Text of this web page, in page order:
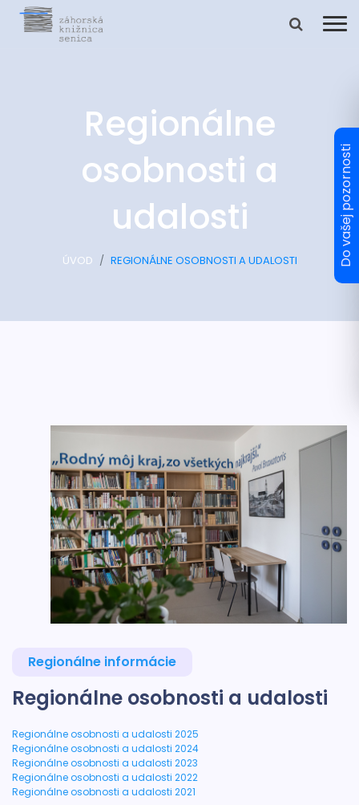
Regionálne
osobnosti a
udalosti
ÚVOD REGIONÁLNE OSOBNOSTI A UDALOSTI
Regionálne informácie
Regionálne osobnosti a udalosti
Regionálne osobnosti a udalosti 2025
Regionálne osobnosti a udalosti 2024
Regionálne osobnosti a udalosti 2023
Regionálne osobnosti a udalosti 2022
Regionálne osobnosti a udalosti 2021